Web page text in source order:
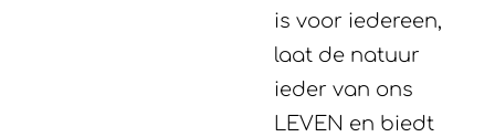
is voor iedereen,
laat de natuur
ieder van ons
LEVEN en biedt